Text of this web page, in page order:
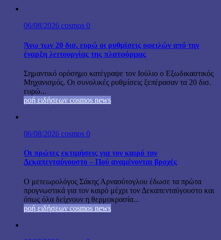
06/08/2026 cosmos 0
Άνω των 20 δισ. ευρώ οι ρυθμίσεις οφειλών από την
έναρξη λειτουργίας της πλατφόρμας
Σημαντικό ορόσημο κατέγραψε τον Ιούλιο ο Εξωδικαστικός
Μηχανισμός. Οι συνολικές ρυθμίσεις ξεπέρασαν τα 20 δισ.
ευρώ...
ροή ειδήσεων cosmos news
06/08/2026 cosmos 0
Οι πρώτες εκτιμήσεις για τον καιρό τον
Δεκαπενταύγουστο – Πού αναμένονται βροχές
Ο μετεωρολόγος Σάκης Αρναούτογλου έδωσε τα πρώτα
προγνωστικά για τον καιρό μέχρι τον Δεκαπενταύγουστο και
όπως όλα δείχνουν η θερμοκρασία...
ροή ειδήσεων cosmos news